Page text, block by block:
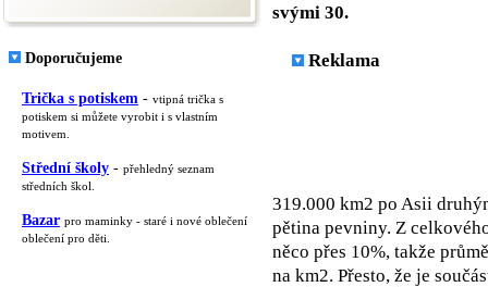
Doporučujeme
Trička s potiskem - vtipná trička s
potiskem si můžete vyrobit i s vlastním
motivem.
Střední školy - přehledný seznam
středních škol.
Bazar pro maminky - staré i nové oblečení
oblečení pro děti.
svými 30.
Reklama
319.000 km2 po Asii
pětina pevniny. Z
něco přes 10%, takže
na km2. Přesto, že je